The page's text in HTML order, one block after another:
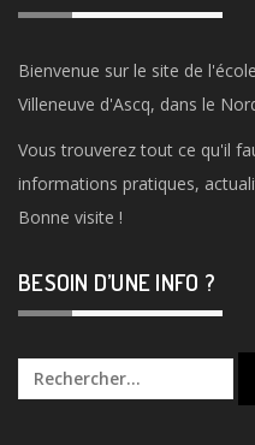
Bienvenue sur le site de
Villeneuve d'Ascq, dans le
Vous trouverez tout ce qu'il
informations pratiques,
Bonne visite !
BESOIN D’UNE INFO ?
Rechercher :